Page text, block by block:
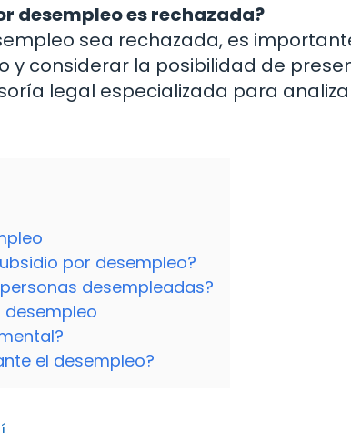
desempleo es rechazada?
sea rechazada, es
y considerar la posibilidad de
legal especializada para
por desempleo?
desempleadas?
el desempleo?